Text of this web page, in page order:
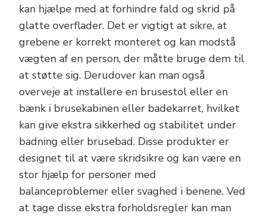
kan hjælpe med at forhindre fald og skrid på
glatte overflader. Det er vigtigt at sikre, at
grebene er korrekt monteret og kan modstå
vægten af en person, der måtte bruge dem til
at støtte sig. Derudover kan man også
overveje at installere en brusestol eller en
bænk i brusekabinen eller badekarret, hvilket
kan give ekstra sikkerhed og stabilitet under
badning eller brusebad. Disse produkter er
designet til at være skridsikre og kan være en
stor hjælp for personer med
balanceproblemer eller svaghed i benene. Ved
at tage disse ekstra forholdsregler kan man